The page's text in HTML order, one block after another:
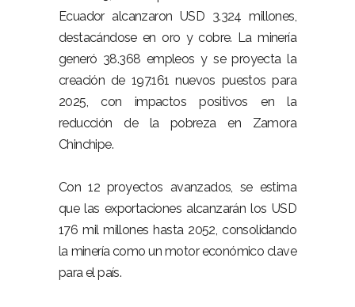
Ecuador alcanzaron USD 3.324 millones,
destacándose en oro y cobre. La minería
generó 38.368 empleos y se proyecta la
creación de 197.161 nuevos puestos para
2025, con impactos positivos en la
reducción de la pobreza en Zamora
Chinchipe.
Con 12 proyectos avanzados, se estima
que las exportaciones alcanzarán los USD
176 mil millones hasta 2052, consolidando
la minería como un motor económico clave
para el país.